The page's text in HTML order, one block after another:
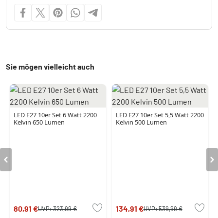
Sie mögen vielleicht auch
LED E27 10er Set 6 Watt 2200
Kelvin 650 Lumen
80,91 €UVP:323,99 €
LED E27 10er Set 5,5 Watt 2200
Kelvin 500 Lumen
134,91 €UVP:539,99 €